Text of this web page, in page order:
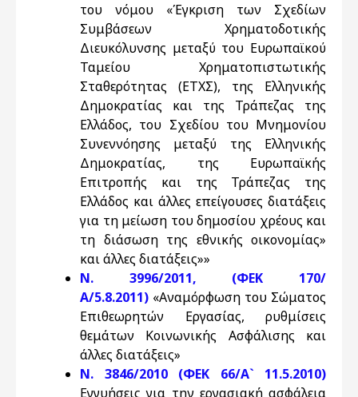
του νόμου «Έγκριση των Σχεδίων
Συμβάσεων Χρηματοδοτικής
Διευκόλυνσης μεταξύ του Ευρωπαϊκού
Ταμείου Χρηματοπιστωτικής
Σταθερότητας (ΕΤΧΣ), της Ελληνικής
Δημοκρατίας και της Τράπεζας της
Ελλάδος, του Σχεδίου του Μνημονίου
Συνεννόησης μεταξύ της Ελληνικής
Δημοκρατίας, της Ευρωπαϊκής
Επιτροπής και της Τράπεζας της
Ελλάδος και άλλες επείγουσες διατάξεις
για τη μείωση του δημοσίου χρέους και
τη διάσωση της εθνικής οικονομίας»
και άλλες διατάξεις»»
Ν. 3996/2011, (ΦΕΚ 170/
Α/5.8.2011) «Αναμόρφωση του Σώματος
Επιθεωρητών Εργασίας, ρυθμίσεις
θεμάτων Κοινωνικής Ασφάλισης και
άλλες διατάξεις»
Ν. 3846/2010 (ΦΕΚ 66/Α` 11.5.2010)
Εγγυήσεις για την εργασιακή ασφάλεια